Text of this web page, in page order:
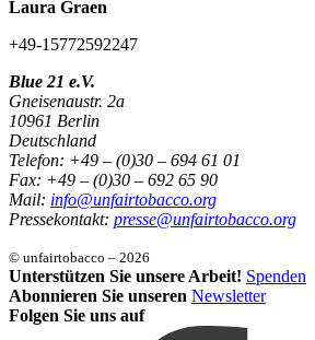
Laura Graen
+49-15772592247
Blue 21 e.V.
Gneisenaustr. 2a
10961 Berlin
Deutschland
Telefon: +49 – (0)30 – 694 61 01
Fax: +49 – (0)30 – 692 65 90
Mail: info@unfairtobacco.org
Pressekontakt: presse@unfairtobacco.org
© unfairtobacco – 2026
Unterstützen Sie unsere Arbeit! Spenden
Abonnieren Sie unseren Newsletter
Folgen Sie uns auf